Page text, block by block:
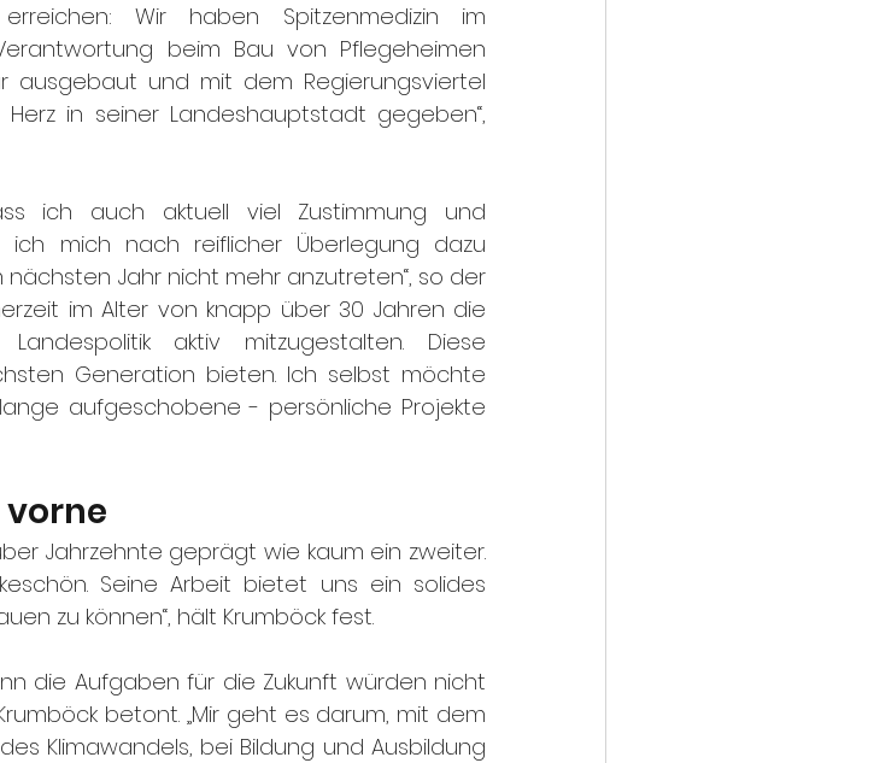
Wir haben Spitzenmedizin im
beim Bau von Pflegeheimen
ausgebaut und mit dem Regierungsviertel
in seiner Landeshauptstadt gegeben“,
ich auch aktuell viel Zustimmung und
ich mich nach reiflicher Überlegung dazu
Jahr nicht mehr anzutreten“, so der
im Alter von knapp über 30 Jahren die
aktiv mitzugestalten. Diese
Generation bieten. Ich selbst möchte
aufgeschobene - persönliche Projekte
Jahrzehnte geprägt wie kaum ein zweiter.
Seine Arbeit bietet uns ein solides
zu können“, hält Krumböck fest.
die Aufgaben für die Zukunft würden nicht
betont. „Mir geht es darum, mit dem
Klimawandels, bei Bildung und Ausbildung